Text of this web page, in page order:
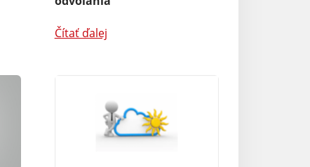
Čítať ďalej